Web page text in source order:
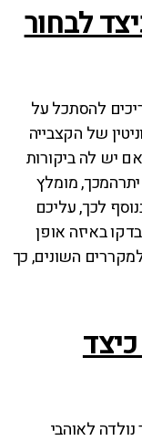
לבחור
להסתכל על
של הקצבייה
יש לה ביקורות
מומלץ
לכך, עליכם
באיזה אופן
השונים, כך
לאוהבי